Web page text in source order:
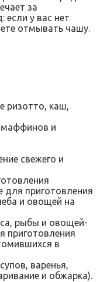
за
если у вас нет
отмывать чашу.
ризотто, каш,
маффинов и
свежего и
для приготовления
и овощей на
рыбы и овощей-
приготовления
в
варенья,
и обжарка).